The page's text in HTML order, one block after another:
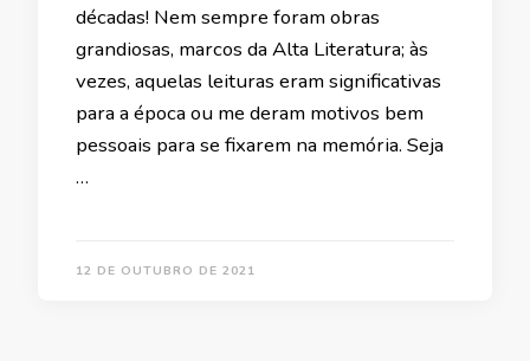
décadas! Nem sempre foram obras
grandiosas, marcos da Alta Literatura; às
vezes, aquelas leituras eram significativas
para a época ou me deram motivos bem
pessoais para se fixarem na memória. Seja
…
12 DE OUTUBRO DE 2021